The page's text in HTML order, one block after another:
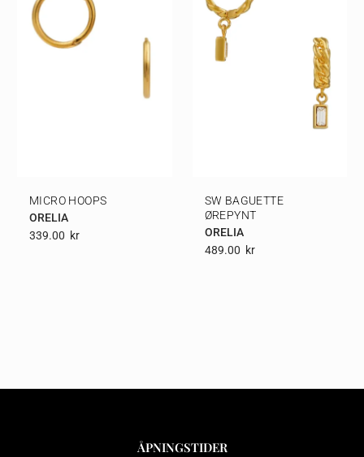
MICRO HOOPS
ORELIA
339.00 Kr
SW BAGUETTE
ØREPYNT
ORELIA
489.00 Kr
ÅPNINGSTIDER